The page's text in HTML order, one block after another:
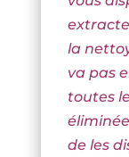
la
va pas
toutes
de les